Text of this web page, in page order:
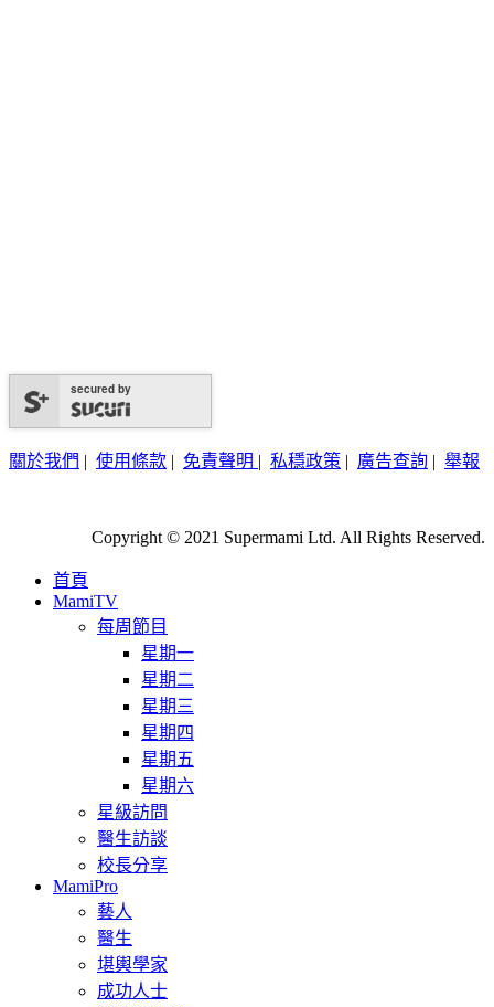
secured by
關於我們 | 使用條款 | 免責聲明 | 私穩政策 | 廣告查詢 | 舉報
Copyright © 2021 Supermami Ltd. All Rights Reserved.
首頁
MamiTV
每周節目
星期一
星期二
星期三
星期四
星期五
星期六
星級訪問
醫生訪談
校長分享
MamiPro
藝人
醫生
堪輿學家
成功人士